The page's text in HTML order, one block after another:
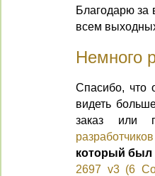
Благодарю за
всем
Немного
Спасибо, что
видеть
заказ или
который был
2697 v3 (6